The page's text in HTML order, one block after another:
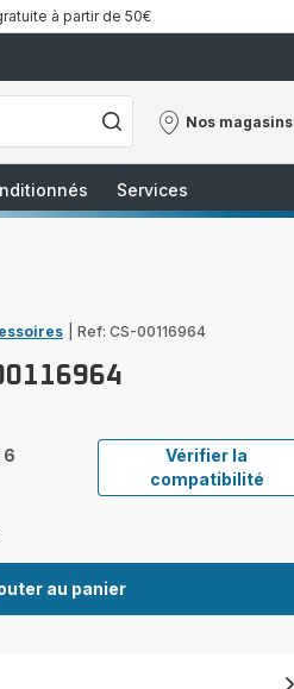
à partir de 50€
Nos magasins
Nos
Services
Ref: CS-00116964
6
Vérifier la
compatibilité
au panier